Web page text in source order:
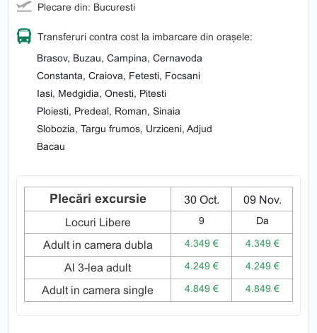
Plecare din: Bucuresti
Transferuri contra cost la imbarcare din orașele:
Brasov, Buzau, Campina, Cernavoda
Constanta, Craiova, Fetesti, Focsani
Iasi, Medgidia, Onesti, Pitesti
Ploiesti, Predeal, Roman, Sinaia
Slobozia, Targu frumos, Urziceni, Adjud
Bacau
Plecări excursie 30 Oct.
09 Nov.
Locuri Libere
9 Da
Adult in camera dubla 4.349 € 4.349 €
Al 3-lea adult 4.249 € 4.249 €
Adult in camera single 4.849 € 4.849 €